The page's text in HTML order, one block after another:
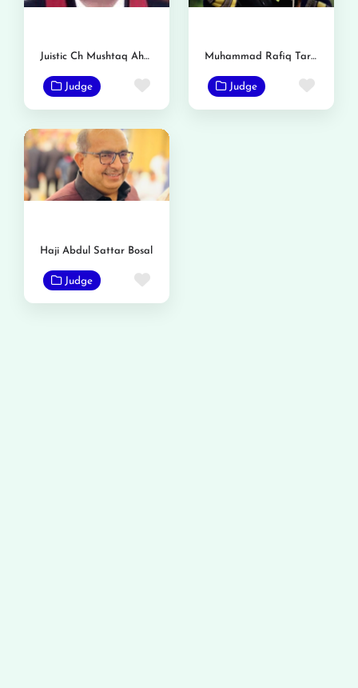
Juistic Ch Mushtaq Ahmed
Judge Favorite
Muhammad Rafiq Tarar
Judge
Haji Abdul Sattar Bosal
Judge Favorite